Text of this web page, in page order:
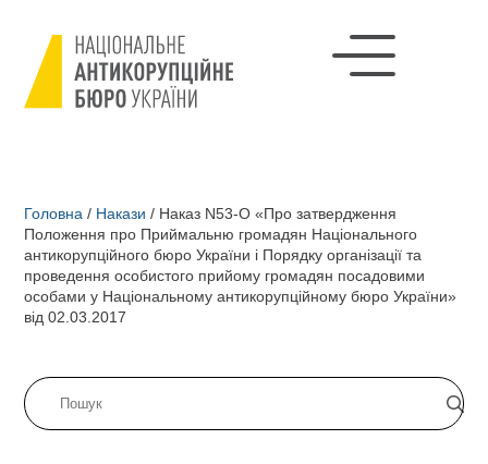
Головна / Накази / Наказ N53-О «Про затвердження
Положення про Приймальню громадян Національного
антикорупційного бюро України і Порядку організації та
проведення особистого прийому громадян посадовими
особами у Національному антикорупційному бюро України»
від 02.03.2017